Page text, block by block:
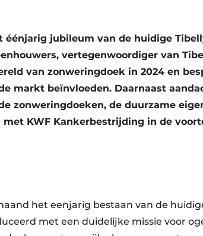
éénjarig jubileum van de huidige
vertegenwoordiger van
van zonweringdoek in 2024 en
markt beïnvloeden. Daarnaast
zonweringdoeken, de duurzame
met KWF Kankerbestrijding in de
het eenjarig bestaan van de
met een duidelijke missie voor